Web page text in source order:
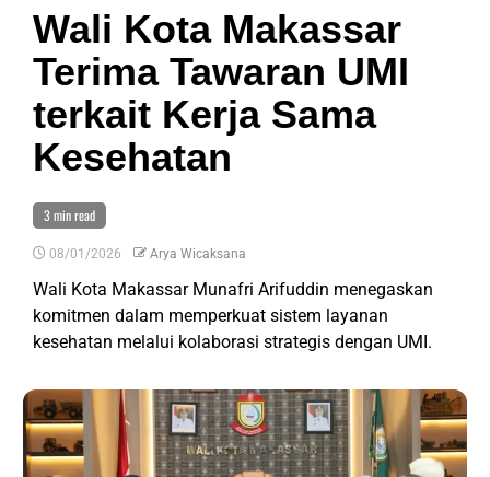
Wali Kota Makassar
Terima Tawaran UMI
terkait Kerja Sama
Kesehatan
3 min read
08/01/2026 Arya Wicaksana
Wali Kota Makassar Munafri Arifuddin menegaskan
komitmen dalam memperkuat sistem layanan
kesehatan melalui kolaborasi strategis dengan UMI.